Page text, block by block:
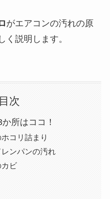
がエアコンの汚れの原
く説明します。
目次
所はココ！
コリ詰まり
ンパンの汚れ
ビ